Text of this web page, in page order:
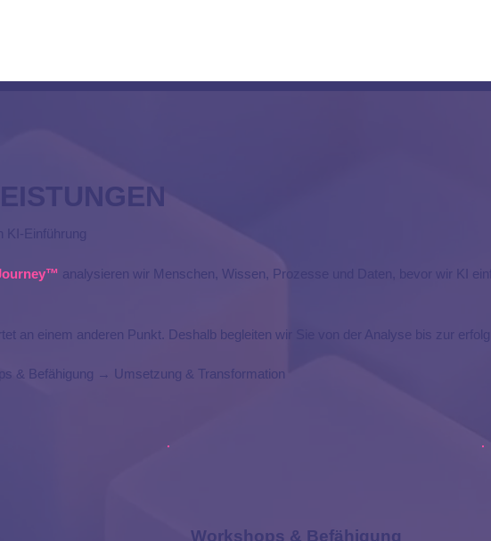
KI-Einführung
analysieren wir Menschen, Wissen, Prozesse und Daten, bevor wir KI
an einem anderen Punkt. Deshalb begleiten wir Sie von der Analyse bis zur
& Befähigung → Umsetzung & Transformation
Workshops & Befähigung